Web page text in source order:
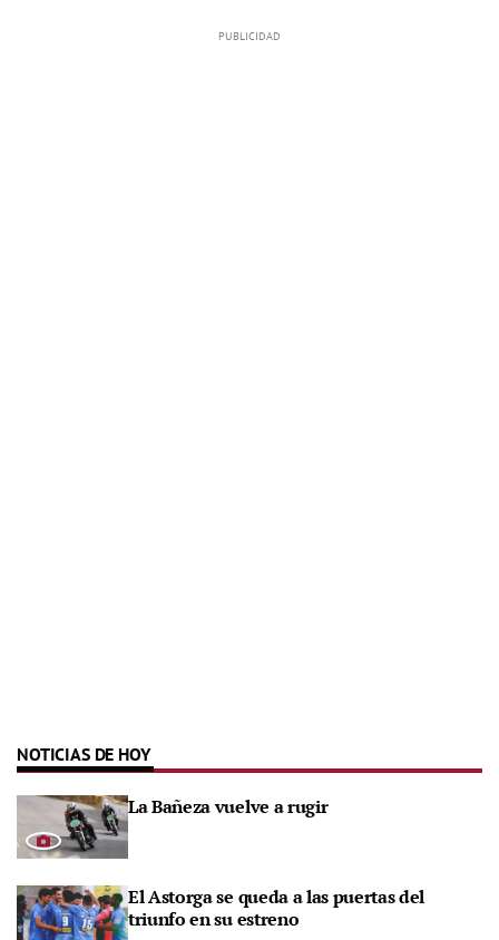
NOTICIAS DE HOY
La Bañeza vuelve a rugir
El Astorga se queda a las puertas del
triunfo en su estreno